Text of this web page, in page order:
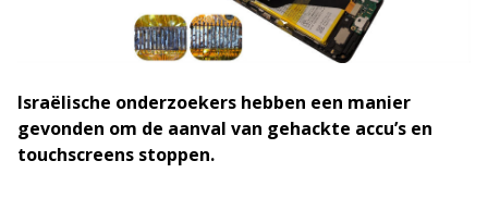
Israëlische onderzoekers hebben een manier
gevonden om de aanval van gehackte accu’s en
touchscreens stoppen.